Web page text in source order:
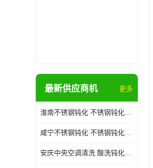
最新供应商机 更多
淮南不锈钢钝化 不锈钢钝化公司
咸宁不锈钢钝化 不锈钢钝化处理公司
安庆中央空调清洗 酸洗钝化公司